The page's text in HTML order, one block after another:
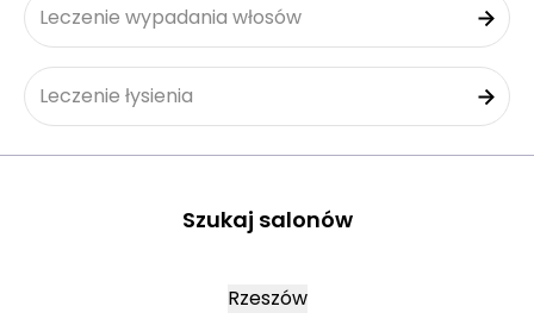
Leczenie wypadania włosów
Leczenie łysienia
Szukaj salonów
Rzeszów